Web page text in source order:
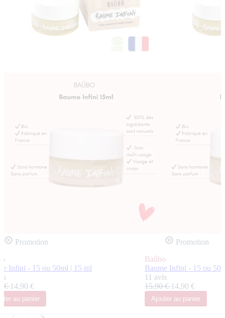
Promotion
Infini - 15 ou 50ml | 15 ml
€14,90 €
au panier
Promotion
Baûbo
Baume Infini - 15 ou
11 avis
15,90 €14,90 €
Ajouter au panier